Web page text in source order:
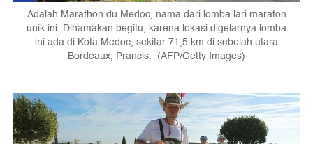
Adalah Marathon du Medoc, nama dari lomba lari maraton
unik ini. Dinamakan begitu, karena lokasi digelarnya lomba
ini ada di Kota Medoc, sekitar 71,5 km di sebelah utara
Bordeaux, Prancis. (AFP/Getty Images)